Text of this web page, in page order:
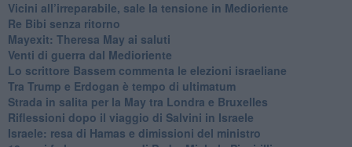
Vicini all’irreparabile, sale la tensione in Medioriente
Re Bibi senza ritorno
Mayexit: Theresa May ai saluti
Venti di guerra dal Medioriente
Lo scrittore Bassem commenta le elezioni israeliane
Tra Trump e Erdogan è tempo di ultimatum
Strada in salita per la May tra Londra e Bruxelles
Riflessioni dopo il viaggio di Salvini in Israele
Israele: resa di Hamas e dimissioni del ministro